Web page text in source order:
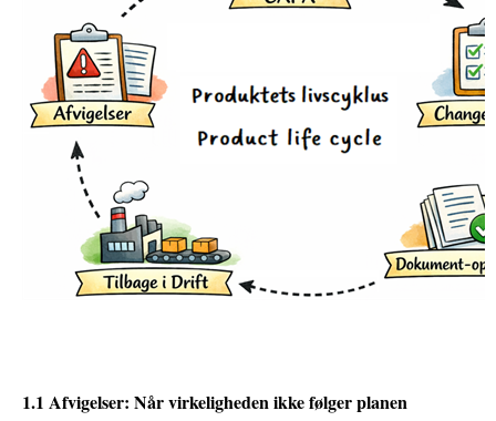
1.1 Afvigelser: Når virkeligheden ikke følger planen